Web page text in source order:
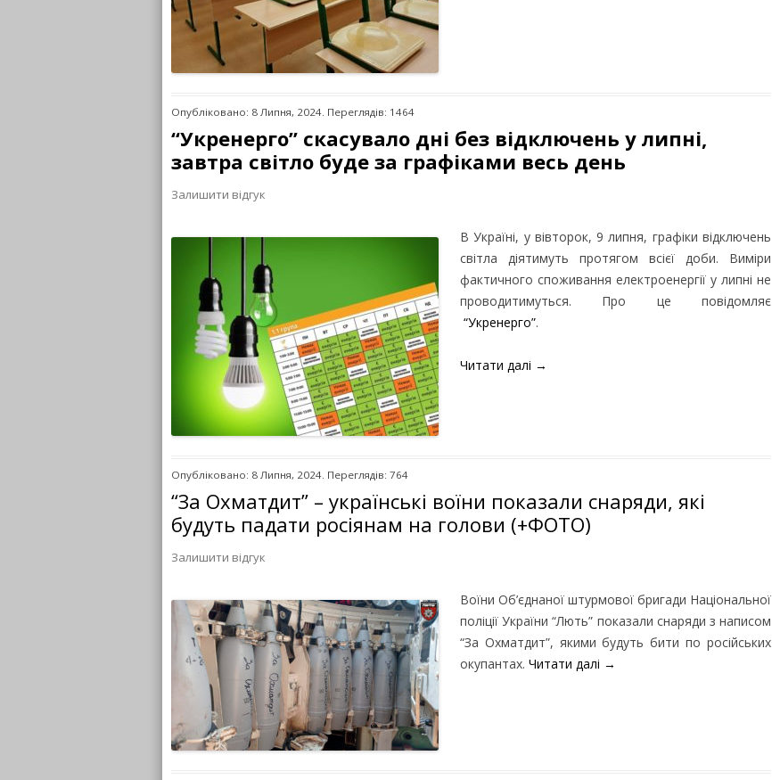
Опубліковано: 8 Липня, 2024. Переглядів: 1464
“Укренерго” скасувало дні без відключень у липні,
завтра світло буде за графіками весь день
Залишити відгук
В Україні, у вівторок, 9 липня, графіки відключень
світла діятимуть протягом всієї доби. Виміри
фактичного споживання електроенергії у липні не
проводитимуться. Про це повідомляє
“Укренерго”.
Читати далі →
Опубліковано: 8 Липня, 2024. Переглядів: 764
“За Охматдит” – українські воїни показали снаряди, які
будуть падати росіянам на голови (+ФОТО)
Залишити відгук
Воїни Об’єднаної штурмової бригади Національної
поліції України “Лють” показали снаряди з написом
“За Охматдит”, якими будуть бити по російських
окупантах. Читати далі →